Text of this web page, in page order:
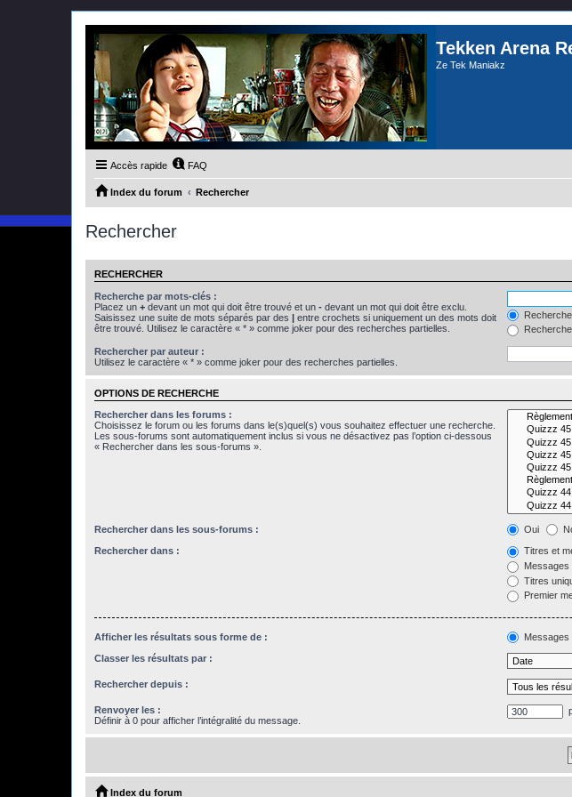
Tekken Arena
Ze Tek Maniakz
Accès rapide FAQ
Index du forum Rechercher
Rechercher
RECHERCHER
Recherche par mots-clés :
Placez un + devant un mot qui doit être trouvé et un - devant un mot qui doit être exclu.
Saisissez une suite de mots séparés par des | entre crochets si uniquement un des mots doit
être trouvé. Utilisez le caractère « * » comme joker pour des recherches partielles.
Rechercher par auteur :
Utilisez le caractère « * » comme joker pour des recherches partielles.
OPTIONS DE RECHERCHE
Rechercher dans les forums :
Choisissez le forum ou les forums dans le(s)quel(s) vous souhaitez effectuer une recherche.
Les sous-forums sont automatiquement inclus si vous ne désactivez pas l’option ci-dessous
« Rechercher dans les sous-forums ».
Rechercher dans les sous-forums : Oui
Rechercher dans :
Titres et
Messages
Titres
Premier
Afficher les résultats sous forme de : Messages
Classer les résultats par :
Rechercher depuis :
Renvoyer les :
Définir à 0 pour afficher l’intégralité du message.
Index du forum